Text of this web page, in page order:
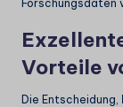
Forschungsdaten
Vorteile
Die Entscheidung,